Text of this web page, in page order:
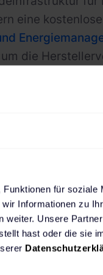
für soziale
Informationen zu
Unsere
hast oder die sie
eine
die
System
Im
schnell
einen
unserer
Schritt
Als Teil